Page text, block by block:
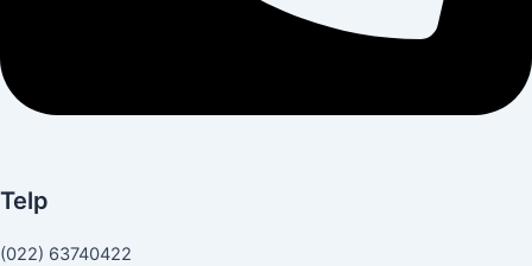
Telp
(022) 63740422